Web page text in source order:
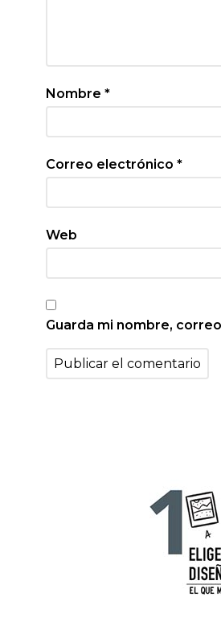
Nombre *
Correo electrónico *
Web
Guarda mi nombre,